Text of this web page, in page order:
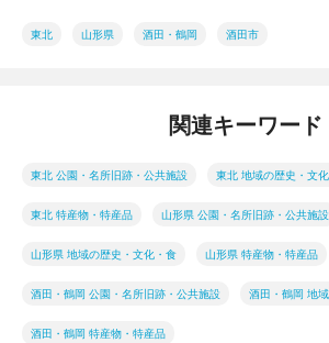
東北 山形県 酒田・鶴岡 酒田市
関連キーワード
東北 公園・名所旧跡・公共施設 東北 地域の歴史・文
東北 特産物・特産品 山形県 公園・名所旧跡・公共施設
山形県 地域の歴史・文化・食 山形県 特産物・特産品
酒田・鶴岡 公園・名所旧跡・公共施設 酒田・鶴岡 地
酒田・鶴岡 特産物・特産品